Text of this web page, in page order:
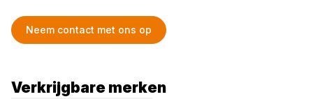
Neem contact met ons op
Verkrijgbare merken